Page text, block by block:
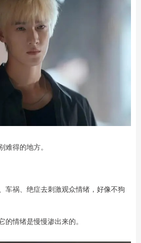
得的地方。
车祸、绝症去刺激观众情绪，好像不狗
情绪是慢慢渗出来的。